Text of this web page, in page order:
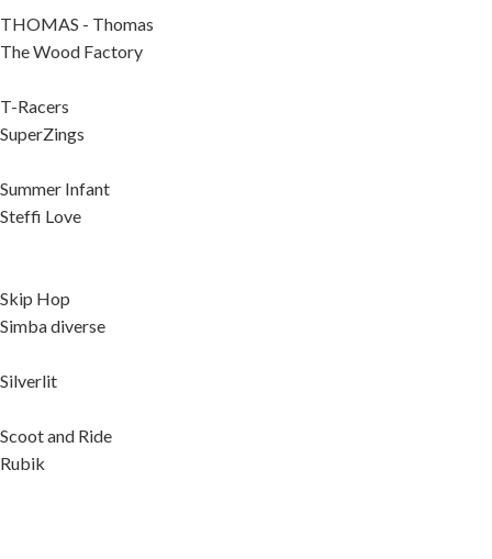
THOMAS - Thomas
The Wood Factory
T-Racers
SuperZings
Summer Infant
Steffi Love
Skip Hop
Simba diverse
Silverlit
Scoot and Ride
Rubik